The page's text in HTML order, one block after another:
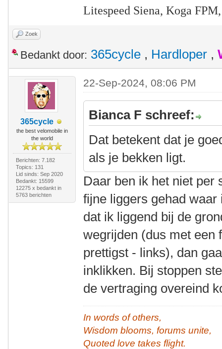
Litespeed Siena, Koga
Zoek
Bedankt door: 365cycle , Hardloper ,
365cycle
the best velomobile in
the world
Berichten: 7.182
Topics: 131
Lid sinds: Sep 2020
Bedankt: 15599
12275 x bedankt in
5763 berichten
22-Sep-2024, 08:06 PM
Bianca F schreef:
Dat betekent dat je
als je bekken ligt.
Daar ben ik het niet per
fijne liggers gehad
dat ik liggend bij de
wegrijden (dus met een
prettigst - links), dan
inklikken. Bij stoppen
de vertraging overeind
In words of others,
Wisdom blooms, forums unite,
Quoted love takes flight.